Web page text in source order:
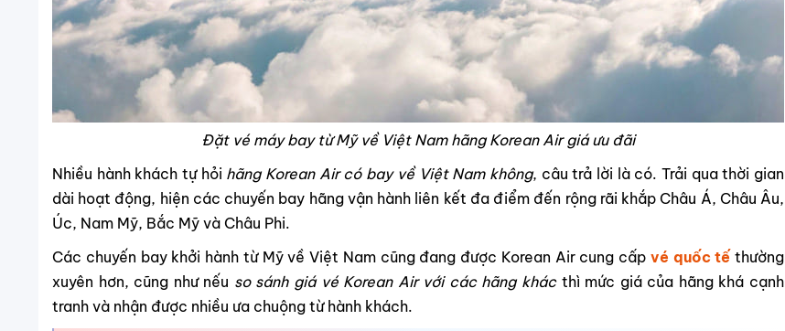
Đặt vé máy bay từ Mỹ về Việt Nam hãng Korean Air giá ưu đãi
Nhiều hành khách tự hỏi hãng Korean Air có bay về Việt Nam không, câu trả lời là có. Trải qua thời gian
dài hoạt động, hiện các chuyến bay hãng vận hành liên kết đa điểm đến rộng rãi khắp Châu Á, Châu Âu,
Úc, Nam Mỹ, Bắc Mỹ và Châu Phi.
Các chuyến bay khởi hành từ Mỹ về Việt Nam cũng đang được Korean Air cung cấp vé quốc tế thường
xuyên hơn, cũng như nếu so sánh giá vé Korean Air với các hãng khácthì mức giá của hãng khá cạnh
tranh và nhận được nhiều ưa chuộng từ hành khách.